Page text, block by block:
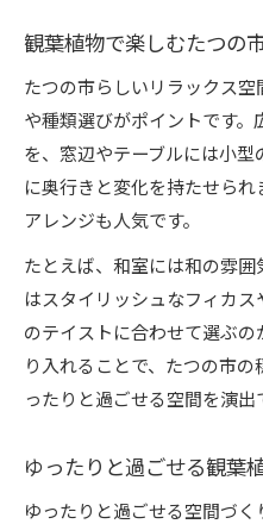
四季のたつの市と観葉
季節ごとに楽しむ
観葉植物で感じる
四季折々の観葉植
たつの市の自然と
観葉植物で楽しむたつの
たつの市らしいリラックス
や種類選びがポイントです
を、窓辺やテーブルには小
に奥行きと変化を持たせら
アレンジも人気です。
たとえば、和室には和の雰
はスタイリッシュなフィカ
のテイストに合わせて選ぶ
り入れることで、たつの市
ったりと過ごせる空間を演出
ゆったりと過ごせる観葉
ゆったりと過ごせる空間づ